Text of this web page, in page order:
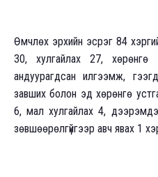
Өмчлөх эрхийн эсрэг 84
30, хулгайлах 27, хөрөнгө
андуурагдсан илгээмж,
завших болон эд хөрөнгө
6, мал хулгайлах 4,
зөвшөөрөлгүйгээр авч явах 1